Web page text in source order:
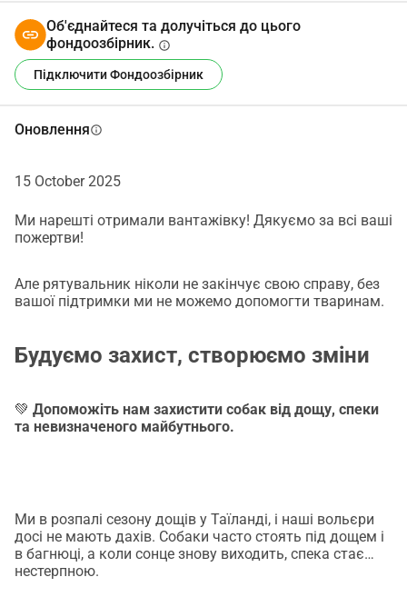
жахливо до болю!Ось чому ми збираємо кошти на
покупку вживаного 4x4 рятувального вантажівки від
місцевого підтримувача порятунку тварин, який
запропонував його нам за дуже низькою ціною. Цей
знову проводити масові стерилізаційні заходи; ми
вони знаходяться, через бруд, гори, повені та джунглі;
швидше добиратися до ветеринара і більше ніколи не
говорити: «На жаль, ми не можемо допомогти».Але, як
зробити це самостійно ~ і в нас закінчується час..! Ми
батів (3,100 доларів США / 2,650 євро), щоб це сталося.
ось-ось вислизне з наших рук. Ми просимо вас про
допомогу, щоб здійснити цю мрію. Ваша пожертва,
засіб... це рятівна лінія! Це символ надії, співчуття - і
того, що ми можемо досягти, коли об'єднуємося
заради тих, хто не може говорити за себе.Будь ласка,
Об'єднайтеся та долучіться до цього
фондоозбірник. info
Підключити Фондоозбірник
Оновленняinfo
15 October 2025
Ми нарешті отримали вантажівку! Дякуємо за всі ваші
пожертви!
Але рятувальник ніколи не закінчує свою справу, без
вашої підтримки ми не можемо допомогти тваринам.
Будуємо захист, створюємо зміни
💚 Допоможіть нам захистити собак від дощу, спеки
та невизначеного майбутнього.
Ми в розпалі сезону дощів у Таїланді, і наші вольєри
досі не мають дахів. Собаки часто стоять під дощем і
в багнюці, а коли сонце знову виходить, спека стає
нестерпною.